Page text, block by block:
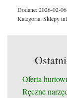
Dodane: 2026-02-06
Kategoria: Sklepy
Oferta
Ręczne